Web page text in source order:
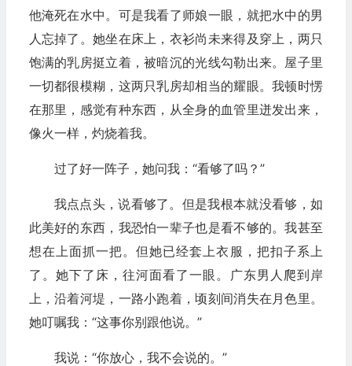
他淹死在水中。可是我看了师娘一眼，就把水中的男
人忘掉了。她坐在床上，衣衫尚未来得及穿上，两只
饱满的乳房挺立着，被暗沉的光线勾勒出来。屋子里
一切都很模糊，这两只乳房却相当的耀眼。我顿时愣
在那里，感觉有种东西，从全身的血管里迸发出来，
像火一样，灼烧着我。
过了好一阵子，她问我：“看够了吗？”
我点点头，说看够了。但是我根本就没看够，如
此美好的东西，我恐怕一辈子也是看不够的。我甚至
想在上面抓一把。但她已经套上衣服，把扣子系上
了。她下了床，往河面看了一眼。广东男人爬到岸
上，沿着河堤，一路小跑着，顷刻间消失在月色里。
她叮嘱我：“这事你别跟他说。”
我说：“你放心，我不会说的。”